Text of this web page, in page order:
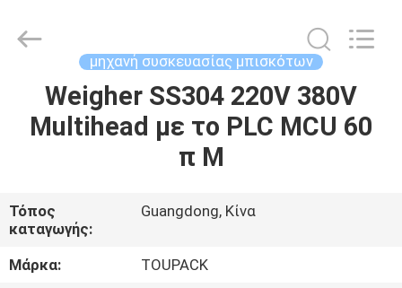
ΣΠΊΤΙ
ΣΧΕΤΙΚΆ
ΜΕ
ΕΜΆΣ
EQUIPMENT
μηχανή συσκευασίας μπισκότων
Weigher SS304 220V 380V
Multihead με το PLC MCU 60
π Μ
Τόπος
καταγωγής:
Guangdong, Κίνα
Μάρκα:
TOUPACK